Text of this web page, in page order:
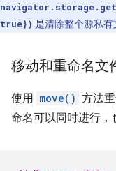
true}) 是清除整个源私有
移动和重命名文
使用 move() 方法
命名可以同时进行，